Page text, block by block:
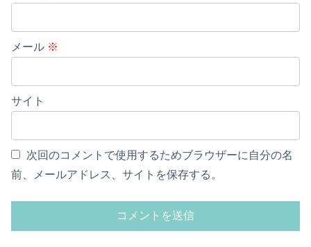
メール ※
サイト
次回のコメントで使用するためブラウザーに自分の名
前、メールアドレス、サイトを保存する。